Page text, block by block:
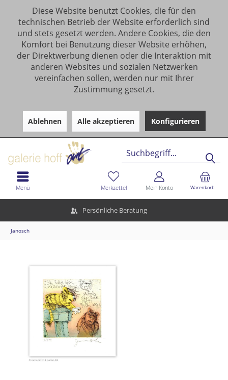
Diese Website benutzt Cookies, die für den
technischen Betrieb der Website erforderlich sind
und stets gesetzt werden. Andere Cookies, die den
Komfort bei Benutzung dieser Website erhöhen,
der Direktwerbung dienen oder die Interaktion mit
anderen Websites und sozialen Netzwerken
vereinfachen sollen, werden nur mit Ihrer
Zustimmung gesetzt.
Ablehnen Alle akzeptieren Konfigurieren
Persönliche Beratung
Warenkorb
Merkzettel Mein Konto
Menü
Janosch